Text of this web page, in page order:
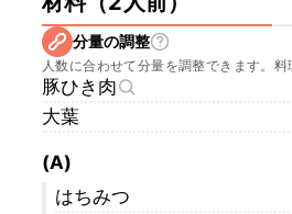
分量の調整
人数に合わせて分量を調整できます。
豚ひき肉
大葉
(A)
はちみつ